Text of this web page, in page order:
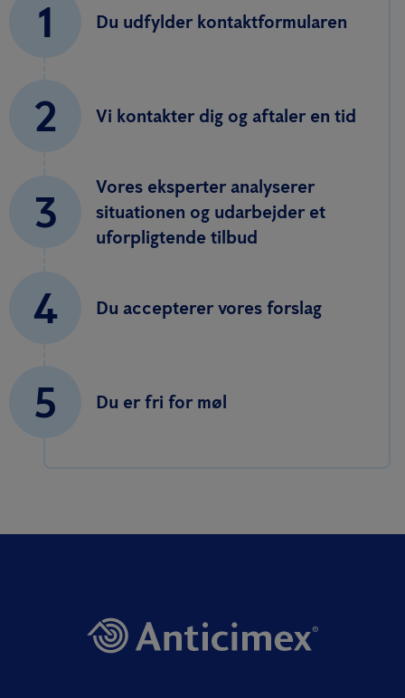
1 Du udfylder kontaktformularen
2 Vi kontakter dig og aftaler en tid
3
Vores eksperter analyserer
situationen og udarbejder et
uforpligtende tilbud
4 Du accepterer vores forslag
5 Du er fri for møl